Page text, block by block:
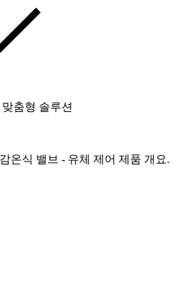
춤형 솔루션
온식 밸브 - 유체 제어 제품 개요.